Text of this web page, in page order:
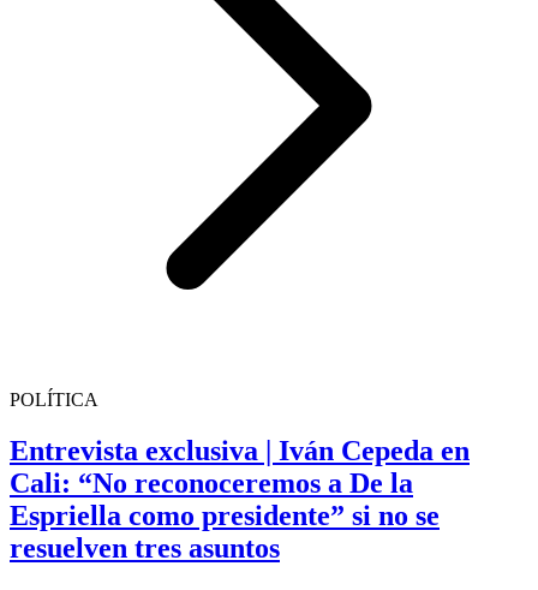
POLÍTICA
Entrevista exclusiva | Iván Cepeda en
Cali: “No reconoceremos a De la
Espriella como presidente” si no se
resuelven tres asuntos